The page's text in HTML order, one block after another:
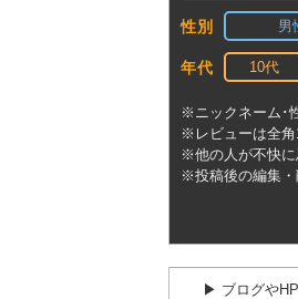
性別 男
年代 10代
※ニックネーム･
※レビューは全角
※他の人が不快に
※投稿後の編集・
▶︎ ブログや